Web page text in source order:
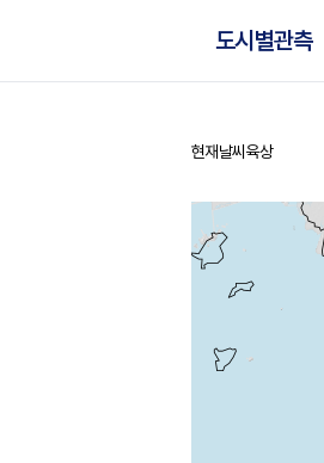
도시별관측
홈
현재날씨 육상